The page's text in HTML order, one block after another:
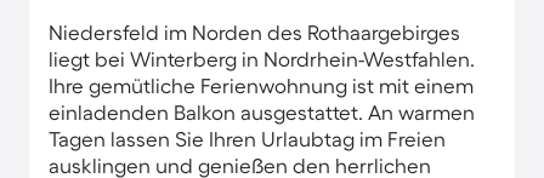
Niedersfeld im Norden des Rothaargebirges
liegt bei Winterberg in Nordrhein-Westfahlen.
Ihre gemütliche Ferienwohnung ist mit einem
einladenden Balkon ausgestattet. An warmen
Tagen lassen Sie Ihren Urlaubtag im Freien
ausklingen und genießen den herrlichen